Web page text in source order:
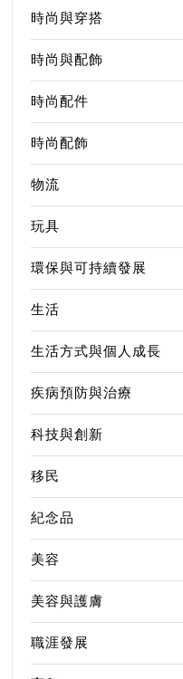
時尚與穿搭
時尚與配飾
時尚配件
時尚配飾
物流
玩具
環保與可持續發展
生活
生活方式與個人成長
疾病預防與治療
科技與創新
移民
紀念品
美容
美容與護膚
職涯發展